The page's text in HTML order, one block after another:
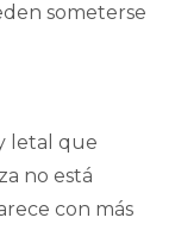
someterse
letal que
no está
con más